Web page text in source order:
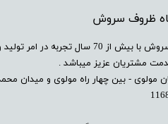
ظروف سروش
​تولیدی و فروشگاه سروش با بیش
مشتریان عزیز میباشد .
مولوی - بین چهار راه مولوی و میدان